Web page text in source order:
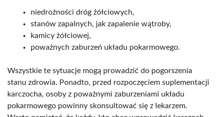
niedrożności dróg żółciowych,
stanów zapalnych, jak zapalenie wątroby,
kamicy żółciowej,
poważnych zaburzeń układu pokarmowego.
Wszystkie te sytuacje mogą prowadzić do pogorszenia
stanu zdrowia. Ponadto, przed rozpoczęciem suplementacji
karczocha, osoby z poważnymi zaburzeniami układu
pokarmowego powinny skonsultować się z lekarzem.